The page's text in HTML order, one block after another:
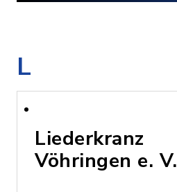
L
Liederkranz
Vöhringen e. V.